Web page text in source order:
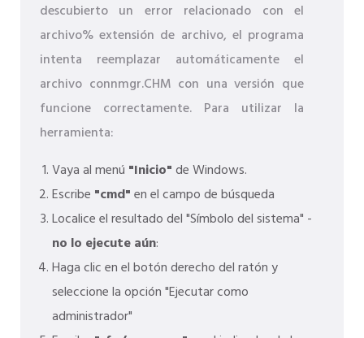
descubierto un error relacionado con el
archivo% extensión de archivo, el programa
intenta reemplazar automáticamente el
archivo connmgr.CHM con una versión que
funcione correctamente. Para utilizar la
herramienta:
Vaya al menú "Inicio"de Windows.
Escribe "cmd"en el campo de búsqueda
Localice el resultado del "Símbolo del sistema" -
no lo ejecute aún:
Haga clic en el botón derecho del ratón y
seleccione la opción "Ejecutar como
administrador"